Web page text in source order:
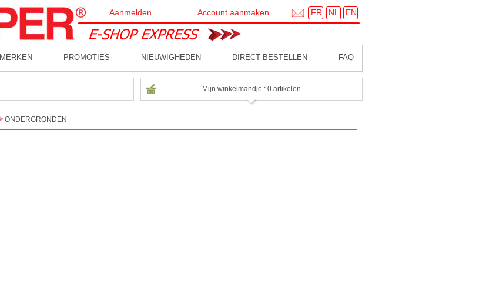
FR NL EN
Aanmelden Account aanmaken
MERKEN PROMOTIES NIEUWIGHEDEN DIRECT BESTELLEN FAQ
Mijn winkelmandje : 0 artikelen
ONDERGRONDEN